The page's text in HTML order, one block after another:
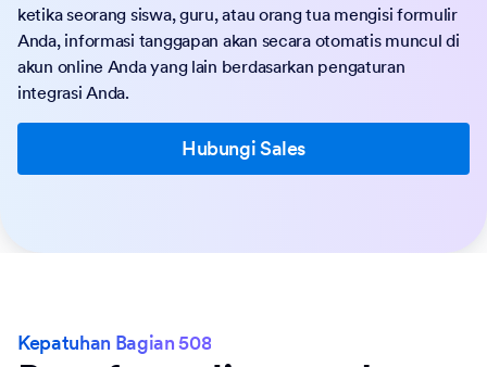
ketika seorang siswa, guru, atau orang tua mengisi formulir
Anda, informasi tanggapan akan secara otomatis muncul di
akun online Anda yang lain berdasarkan pengaturan
integrasi Anda.
Hubungi Sales
Kepatuhan Bagian 508